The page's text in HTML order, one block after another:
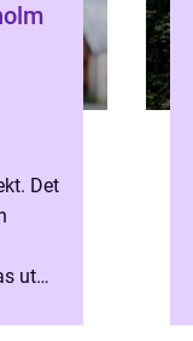
Det
utan